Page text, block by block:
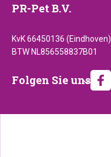
PR-Pet B.V.
KvK 66450136 (Eindhoven)
BTW NL856558837B01
Folgen
uns
Folgen Sie uns